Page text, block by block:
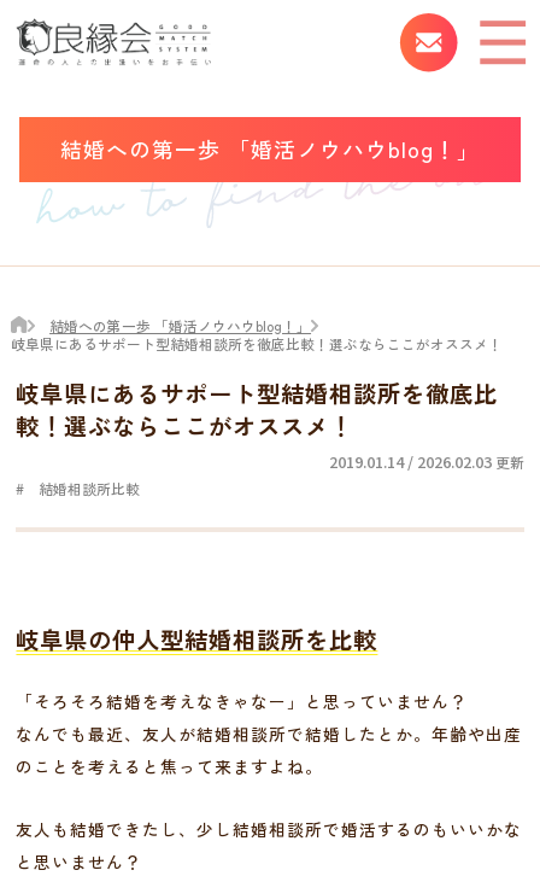
結婚への第一歩 「婚活ノウハウblog！」
結婚への第一歩 「婚活ノウハウblog！」
岐阜県にあるサポート型結婚相談所を徹底比較！選ぶならここがオススメ！
岐阜県にあるサポート型結婚相談所を徹底比
較！選ぶならここがオススメ！
2019.01.14 / 2026.02.03 更新
結婚相談所比較
岐阜県の仲人型結婚相談所を比較
「そろそろ結婚を考えなきゃなー」と思っていません？
なんでも最近、友人が結婚相談所で結婚したとか。年齢や出産
のことを考えると焦って来ますよね。
友人も結婚できたし、少し結婚相談所で婚活するのもいいかな
と思いません？